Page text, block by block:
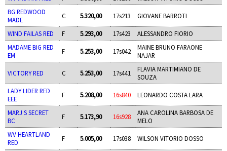
BG REDWOOD
MADE
C 5.320,00 17s213 GIOVANE BARROTI
WIND FAILAS RED F 5.293,00 17s423
ALESSANDRO FIORIO
MADAME BIG RED
EM
F 5.253,00 17s042
MAINE BRUNO FARAONE
NAJAR
VICTORY RED C 5.253,00 17s441
FLAVIA MARTIMIANO DE
SOUZA
LADY LIDER RED
EEE
F 5.208,00 16s840 LEONARDO COSTA LARA
MARJ S SECRET
BC
F 5.173,90 16s928
ANA CAROLINA BARBOSA DE
MELO
WV HEARTLAND
RED
F 5.005,00 17s038 WILSON VITORIO DOSSO